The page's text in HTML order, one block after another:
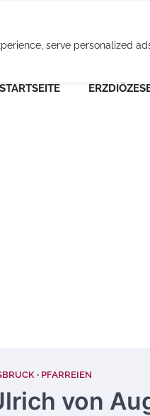
serve personalized
STARTSEITE
PFARREIEN
von